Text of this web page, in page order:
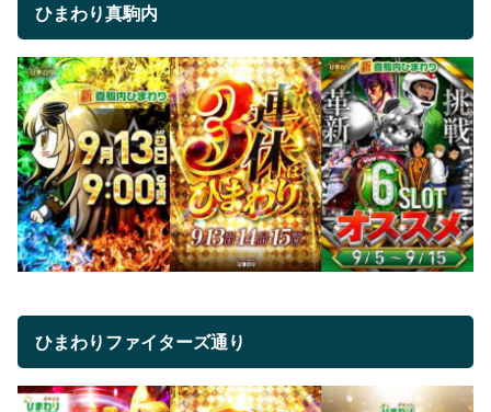
ひまわり真駒内
ひまわりファイターズ通り